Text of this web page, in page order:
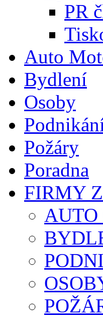
PR
Auto
Bydlení
Osoby
Požáry
Poradna
FIRMY
AUTO